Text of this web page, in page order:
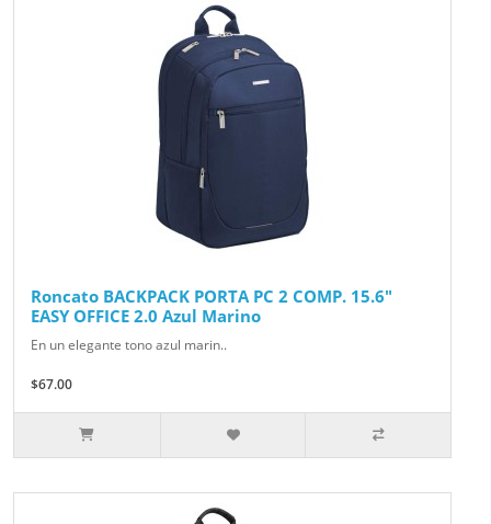
Roncato BACKPACK PORTA PC 2 COMP. 15.6"
EASY OFFICE 2.0 Azul Marino
En un elegante tono azul marin..
$67.00